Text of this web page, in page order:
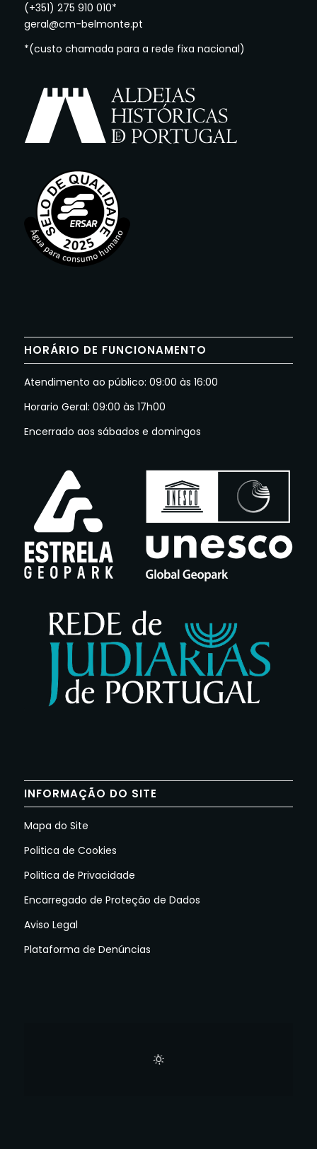
(+351) 275 910 010*
geral@cm-belmonte.pt
*(custo chamada para a rede fixa nacional)
HORÁRIO DE FUNCIONAMENTO
Atendimento ao público: 09:00 às 16:00
Horario Geral: 09:00 às 17h00
Encerrado aos sábados e domingos
INFORMAÇÃO DO SITE
Mapa do Site
Politica de Cookies
Politica de Privacidade
Encarregado de Proteção de Dados
Aviso Legal
Plataforma de Denúncias